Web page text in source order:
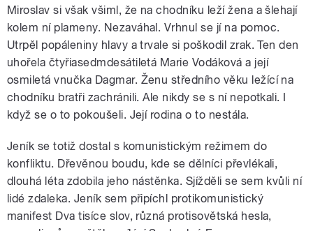
Miroslav si však všiml, že na chodníku leží žena a šlehají
kolem ní plameny. Nezaváhal. Vrhnul se jí na pomoc.
Utrpěl popáleniny hlavy a trvale si poškodil zrak. Ten den
uhořela čtyřiasedmdesátiletá Marie Vodáková a její
osmiletá vnučka Dagmar. Ženu středního věku ležící na
chodníku bratři zachránili. Ale nikdy se s ní nepotkali. I
když se o to pokoušeli. Její rodina o to nestála.
Jeník se totiž dostal s komunistickým režimem do
konfliktu. Dřevěnou boudu, kde se dělníci převlékali,
dlouhá léta zdobila jeho nástěnka. Sjížděli se sem kvůli ní
lidé zdaleka. Jeník sem připíchl protikomunistický
manifest Dva tisíce slov, různá protisovětská hesla,